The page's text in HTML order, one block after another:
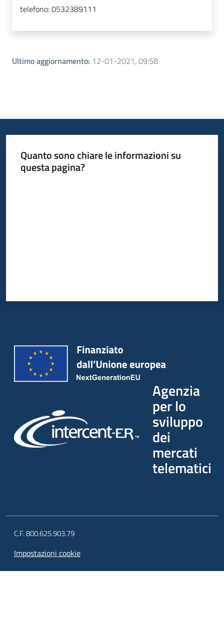
telefono:0532389111
Ultimo aggiornamento: 12-01-2021, 09:58
Quanto sono chiare le informazioni su
questa pagina?
Agenzia
per lo
sviluppo
dei
mercati
telematici
C.F. 800.625.903.79
Impostazioni cookie